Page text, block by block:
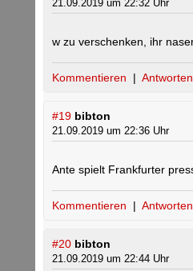
21.09.2019 um 22:32 Uhr
w zu verschenken, ihr
Kommentieren | Antworten
#19 bibton
21.09.2019 um 22:36 Uhr
Ante spielt Frankfurter
Kommentieren | Antworten
#20 bibton
21.09.2019 um 22:44 Uhr